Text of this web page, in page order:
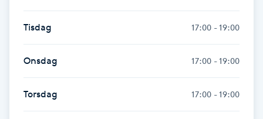
Fet hårbotten
Tisdag 17:00 - 19:00
Onsdag 17:00 - 19:00
Torsdag 17:00 - 19:00